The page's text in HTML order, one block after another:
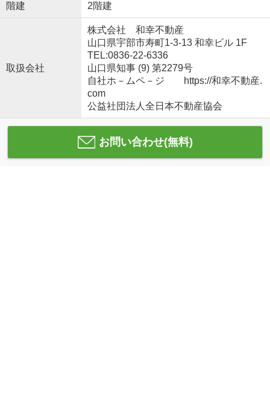
階建 2階建
取扱会社
株式会社 和幸不動産
山口県宇部市寿町1-3-13 和幸ビル 1F
TEL:0836-22-6336
山口県知事 (9) 第2279号
自社ホ－ムペ－ジ https://和幸不動産.
com
公益社団法人全日本不動産協会
お問い合わせ(無料)